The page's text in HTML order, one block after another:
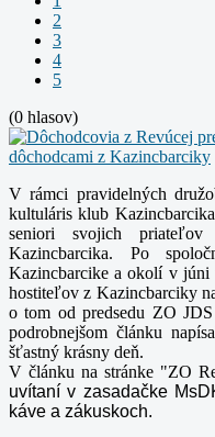
2
3
4
5
(0 hlasov)
V rámci pravidelných
kultuláris klub
seniori svojich priateľov
Kazincbarcika. Po
Kazincbarcike a okolí v júni
hostiteľov z Kazincbarciky
o tom od predsedu ZO
podrobnejšom článku
šťastný krásny deň.
V článku na stránke "ZO
uvítaní v zasadačke
káve a zákuskoch.